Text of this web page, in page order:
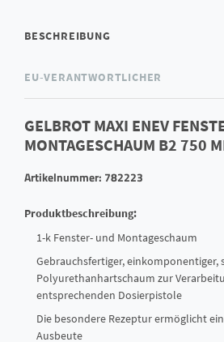
BESCHREIBUNG
EU-VERANTWORTLICHER
GELBROT MAXI ENEV
MONTAGESCHAUM B2 750
Artikelnummer: 782223
Produktbeschreibung:
1-k Fenster- und Montageschaum
Gebrauchsfertiger, einkomponentiger,
Polyurethanhartschaum zur
entsprechenden Dosierpistole
Die besondere Rezeptur ermöglicht
Ausbeute